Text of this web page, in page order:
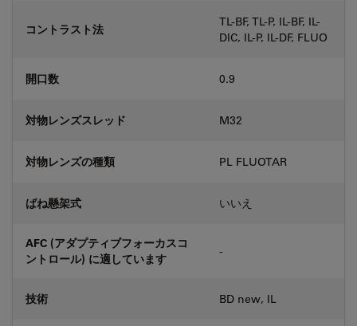
コントラスト法
TL-BF, TL-P, IL-BF, IL-
DIC, IL-P, IL-DF, FLUO
開口数 0.9
対物レンズスレッド M32
対物レンズの種類 PL FLUOTAR
ばね懸架式 いいえ
AFC (アダプティブフォーカスコ
ントロール) に適しています
-
技術 BD new, IL